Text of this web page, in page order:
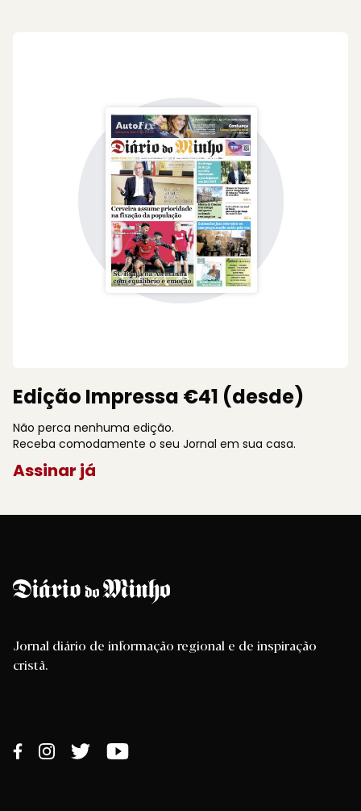
Edição Impressa €41 (desde)
Não perca nenhuma edição.
Receba comodamente o seu Jornal em sua casa.
Assinar já
Jornal diário de informação regional e de inspiração
cristã.